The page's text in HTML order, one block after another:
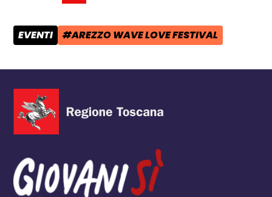
CATEGORIA POST:
EVENTI TAG:
#AREZZO WAVE LOVE FESTIVAL